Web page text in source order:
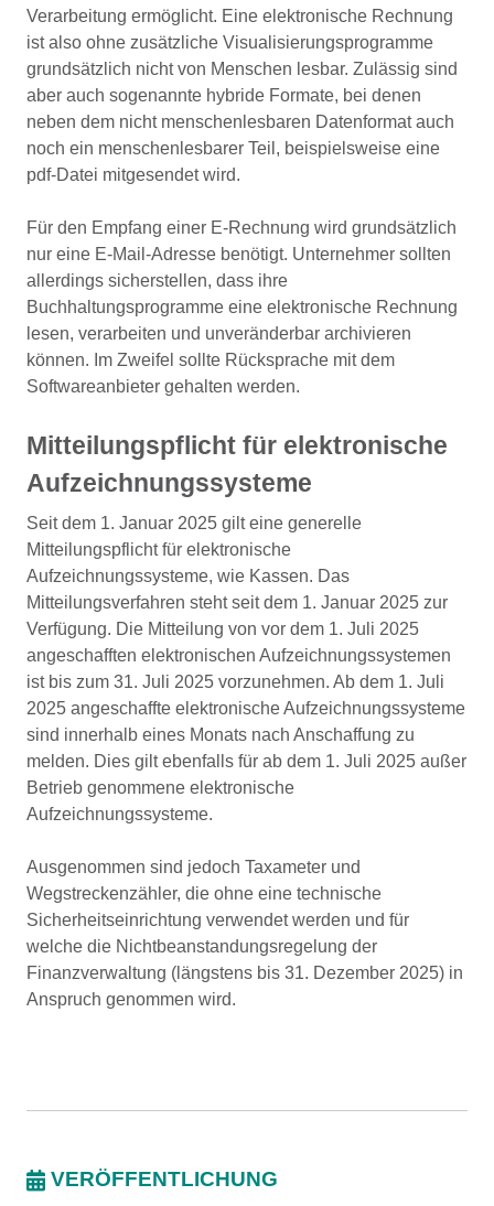
Verarbeitung ermöglicht. Eine elektronische Rechnung
ist also ohne zusätzliche Visualisierungsprogramme
grundsätzlich nicht von Menschen lesbar. Zulässig sind
aber auch sogenannte hybride Formate, bei denen
neben dem nicht menschenlesbaren Datenformat auch
noch ein menschenlesbarer Teil, beispielsweise eine
pdf-Datei mitgesendet wird.
Für den Empfang einer E-Rechnung wird grundsätzlich
nur eine E-Mail-Adresse benötigt. Unternehmer sollten
allerdings sicherstellen, dass ihre
Buchhaltungsprogramme eine elektronische Rechnung
lesen, verarbeiten und unveränderbar archivieren
können. Im Zweifel sollte Rücksprache mit dem
Softwareanbieter gehalten werden.
Mitteilungspflicht für elektronische
Aufzeichnungssysteme
Seit dem 1. Januar 2025 gilt eine generelle
Mitteilungspflicht für elektronische
Aufzeichnungssysteme, wie Kassen. Das
Mitteilungsverfahren steht seit dem 1. Januar 2025 zur
Verfügung. Die Mitteilung von vor dem 1. Juli 2025
angeschafften elektronischen Aufzeichnungssystemen
ist bis zum 31. Juli 2025 vorzunehmen. Ab dem 1. Juli
2025 angeschaffte elektronische Aufzeichnungssysteme
sind innerhalb eines Monats nach Anschaffung zu
melden. Dies gilt ebenfalls für ab dem 1. Juli 2025 außer
Betrieb genommene elektronische
Aufzeichnungssysteme.
Ausgenommen sind jedoch Taxameter und
Wegstreckenzähler, die ohne eine technische
Sicherheitseinrichtung verwendet werden und für
welche die Nichtbeanstandungsregelung der
Finanzverwaltung (längstens bis 31. Dezember 2025) in
Anspruch genommen wird.
VERÖFFENTLICHUNG